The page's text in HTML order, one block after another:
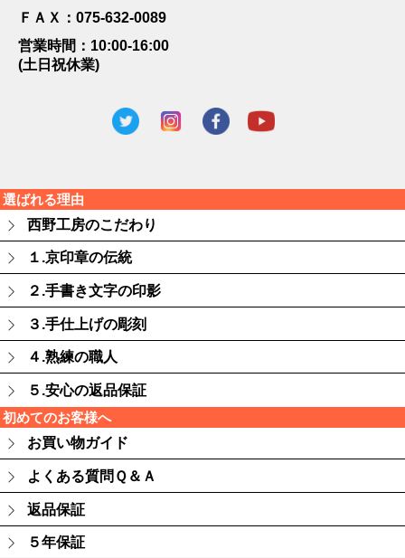
ＦＡＸ：075-632-0089
営業時間：10:00-16:00
(土日祝休業)
選ばれる理由
西野工房のこだわり
１.京印章の伝統
２.手書き文字の印影
３.手仕上げの彫刻
４.熟練の職人
５.安心の返品保証
初めてのお客様へ
お買い物ガイド
よくある質問Ｑ＆Ａ
返品保証
５年保証